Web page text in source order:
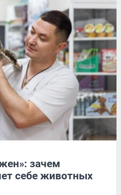
зачем
себе животных